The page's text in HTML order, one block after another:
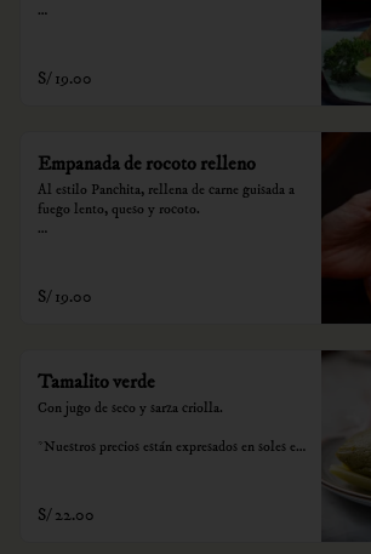
consumo.
S/ 19.00
Empanada de rocoto relleno
Al estilo Panchita, rellena de carne guisada a
fuego lento, queso y rocoto.
consumo.
S/ 19.00
Tamalito verde
Con jugo de seco y sarza criolla.
*Nuestros precios están expresados en soles e
S/ 22.00